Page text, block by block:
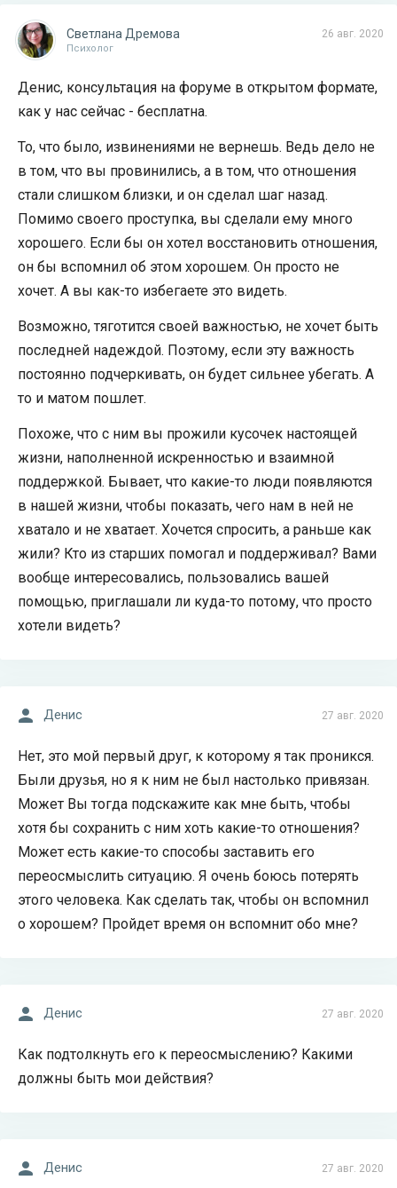
26 авг. 2020
Светлана Дремова
Психолог
Денис, консультация на форуме в открытом формате,
как у нас сейчас - бесплатна.
То, что было, извинениями не вернешь. Ведь дело не
в том, что вы провинились, а в том, что отношения
стали слишком близки, и он сделал шаг назад.
Помимо своего проступка, вы сделали ему много
хорошего. Если бы он хотел восстановить отношения,
он бы вспомнил об этом хорошем. Он просто не
хочет. А вы как-то избегаете это видеть.
Возможно, тяготится своей важностью, не хочет быть
последней надеждой. Поэтому, если эту важность
постоянно подчеркивать, он будет сильнее убегать. А
то и матом пошлет.
Похоже, что с ним вы прожили кусочек настоящей
жизни, наполненной искренностью и взаимной
поддержкой. Бывает, что какие-то люди появляются
в нашей жизни, чтобы показать, чего нам в ней не
хватало и не хватает. Хочется спросить, а раньше как
жили? Кто из старших помогал и поддерживал? Вами
вообще интересовались, пользовались вашей
помощью, приглашали ли куда-то потому, что просто
хотели видеть?
27 авг. 2020
Денис
Нет, это мой первый друг, к которому я так проникся.
Были друзья, но я к ним не был настолько привязан.
Может Вы тогда подскажите как мне быть, чтобы
хотя бы сохранить с ним хоть какие-то отношения?
Может есть какие-то способы заставить его
переосмыслить ситуацию. Я очень боюсь потерять
этого человека. Как сделать так, чтобы он вспомнил
о хорошем? Пройдет время он вспомнит обо мне?
27 авг. 2020
Денис
Как подтолкнуть его к переосмыслению? Какими
должны быть мои действия?
27 авг. 2020
Денис